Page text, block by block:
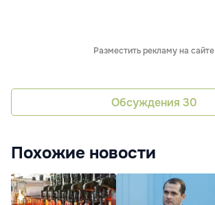
Разместить рекламу на сайте
Обсуждения 30
Похожие новости